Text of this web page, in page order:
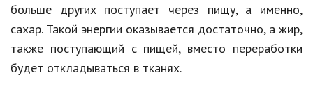
больше других поступает через пищу, а именно,
сахар. Такой энергии оказывается достаточно, а жир,
также поступающий с пищей, вместо переработки
будет откладываться в тканях.